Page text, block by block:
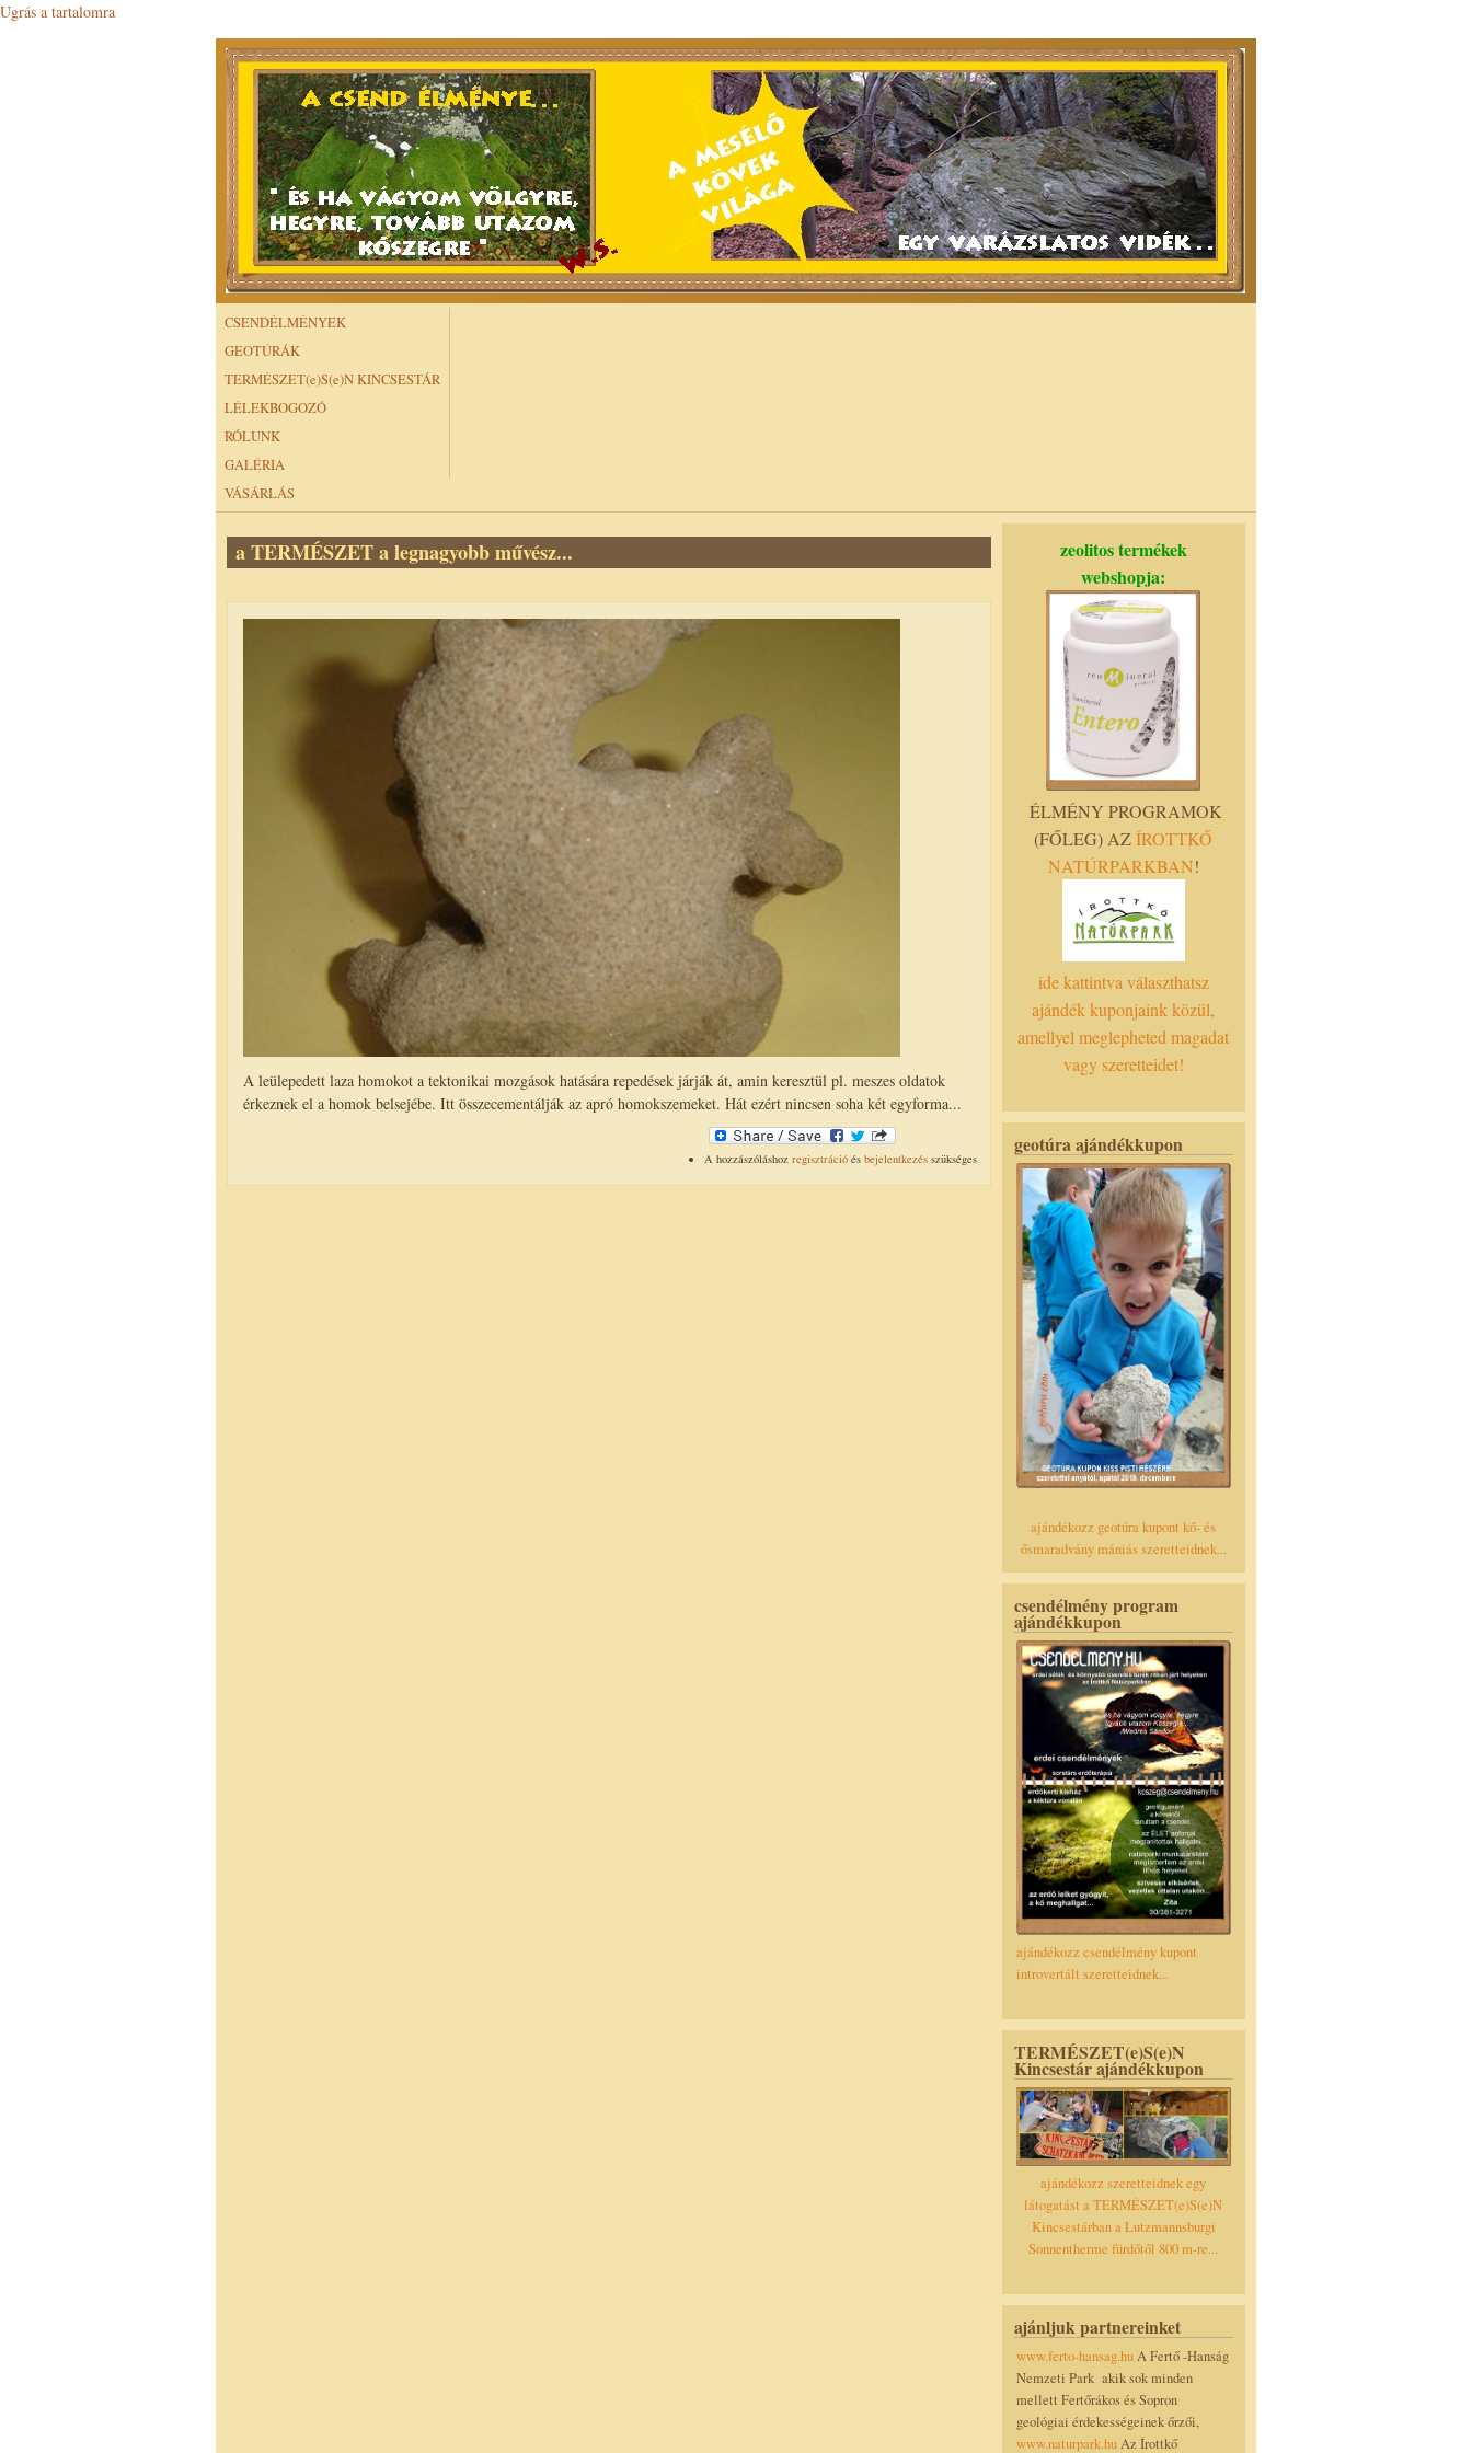
Ugrás a tartalomra
CSENDÉLMÉNYEK
GEOTÚRÁK
TERMÉSZET(e)S(e)N KINCSESTÁR
LÉLEKBOGOZÓ
RÓLUNK
GALÉRIA
VÁSÁRLÁS
a TERMÉSZET a legnagyobb művész...
A leülepedett laza homokot a tektonikai mozgások hatására repedések járják át, amin keresztül pl. meszes oldatok
érkeznek el a homok belsejébe. Itt összecementálják az apró homokszemeket. Hát ezért nincsen soha két egyforma...
A hozzászóláshoz regisztrációés bejelentkezésszükséges
zeolitos termékek
webshopja:
ÉLMÉNY PROGRAMOK
(FŐLEG) AZÍROTTKŐ
NATÚRPARKBAN!
ide kattintva választhatsz
ajándék kuponjaink közül,
amellyel meglepheted magadat
vagy szeretteidet!
geotúra ajándékkupon
ajándékozz geotúra kupont kő- és
ősmaradvány mániás szeretteidnek...
csendélmény program
ajándékkupon
ajándékozz csendélmény kupont
introvertált szeretteidnek...
TERMÉSZET(e)S(e)N
Kincsestár ajándékkupon
ajándékozz szeretteidnek egy
látogatást a TERMÉSZET(e)S(e)N
Kincsestárban a Lutzmannsburgi
Sonnentherme fürdőtől 800 m-re...
ajánljuk partnereinket
www.ferto-hansag.huA Fertő -Hanság
Nemzeti Park akik sok minden
mellett Fertőrákos és Sopron
geológiai érdekességeinek őrzői,
www.naturpark.huAz Írottkő